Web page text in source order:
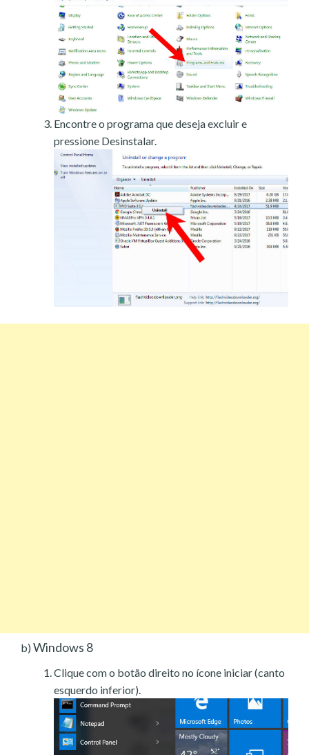
Encontre o programa que deseja excluir e
pressione Desinstalar.
b) Windows 8
Clique com o botão direito no ícone iniciar (canto
esquerdo inferior).